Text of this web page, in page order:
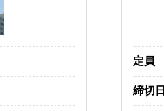
定員
締切日